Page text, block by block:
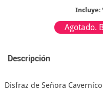
Incluye:
Agotado.
Descripción
Disfraz de Señora